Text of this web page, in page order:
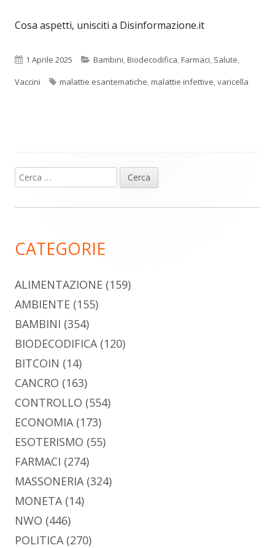
Cosa aspetti, unisciti a Disinformazione.it
Pubblicato
1 Aprile 2025 Categorie
Bambini,Biodecodifica,Farmaci, Salute,
Vaccini
Tag
malattie esantematiche,malattie infettive,varicella
Barra
laterale
Ricerca
per:
CATEGORIE
ALIMENTAZIONE (159)
AMBIENTE (155)
BAMBINI (354)
BIODECODIFICA (120)
BITCOIN (14)
CANCRO (163)
CONTROLLO (554)
ECONOMIA (173)
ESOTERISMO (55)
FARMACI (274)
MASSONERIA (324)
MONETA (14)
NWO (446)
POLITICA (270)